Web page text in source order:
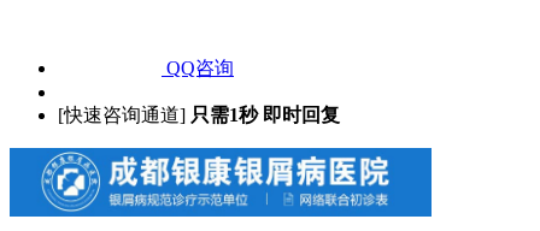
QQ咨询
[快速咨询通道] 只需1秒 即时回复